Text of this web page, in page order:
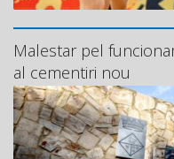
Malestar pel
al cementiri nou